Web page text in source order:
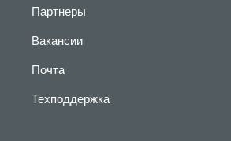
Партнеры
Вакансии
Почта
Техподдержка